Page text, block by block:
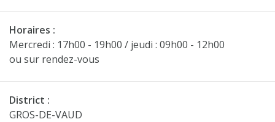
Horaires :
Mercredi : 17h00 - 19h00 / jeudi : 09h00 - 12h00
ou sur rendez-vous
District :
GROS-DE-VAUD